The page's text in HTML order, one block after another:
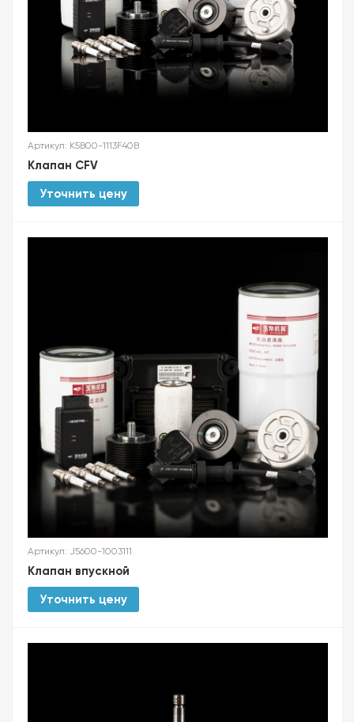
Артикул: K5B00-1113F40B
Клапан CFV
Уточнить цену
Артикул: J5600-1003111
Клапан впускной
Уточнить цену